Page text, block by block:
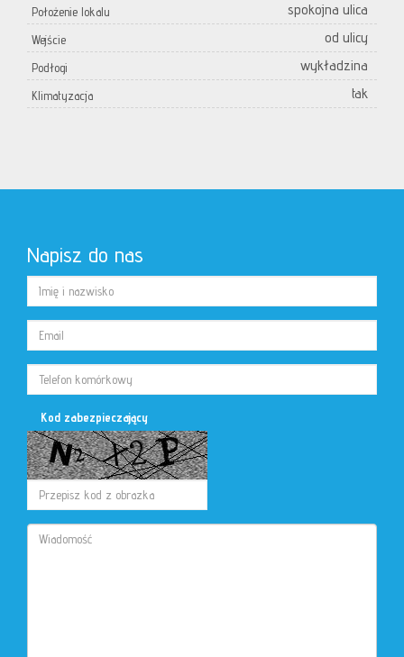
Położenie lokalu spokojna ulica
Wejście od ulicy
Podłogi wykładzina
Klimatyzacja tak
Napisz do nas
Kod zabezpieczający